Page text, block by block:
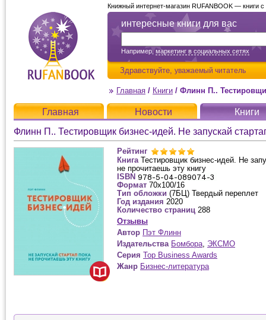
интересные книги для вас
Например,маркетинг в социальных сетях
Здравствуйте, уважаемый читатель
Книжный интернет-магазин RUFANBOOK — книги
Главная / Книги / Флинн П.. Тестировщик бизнес-
Главная Новости
Книги
Флинн П.. Тестировщик бизнес-идей. Не запускай
Рейтинг
Книга Тестировщик бизнес-идей. Не
не прочитаешь эту книгу
ISBN
Формат 70x100/16
Тип обложки (7БЦ) Твердый переплет
Год издания 2020
Количество страниц 288
Отзывы
Автор Пэт Флинн
Издательства Бомбора, ЭКСМО
Серия Top Business Awards
Жанр Бизнес-литература